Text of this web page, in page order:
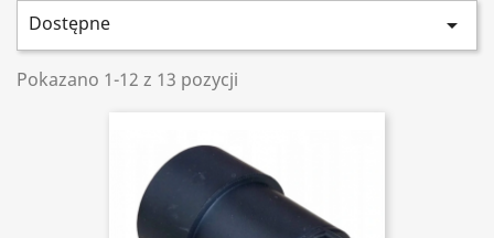
Dostępne 
Pokazano 1-12 z 13 pozycji